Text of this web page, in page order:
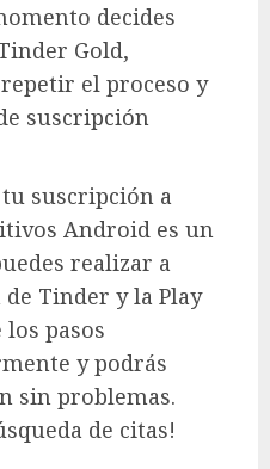
decides
Gold,
el proceso y
suscripción
suscripción a
Android es un
realizar a
Tinder y la Play
los pasos
y podrás
sin problemas.
de citas!